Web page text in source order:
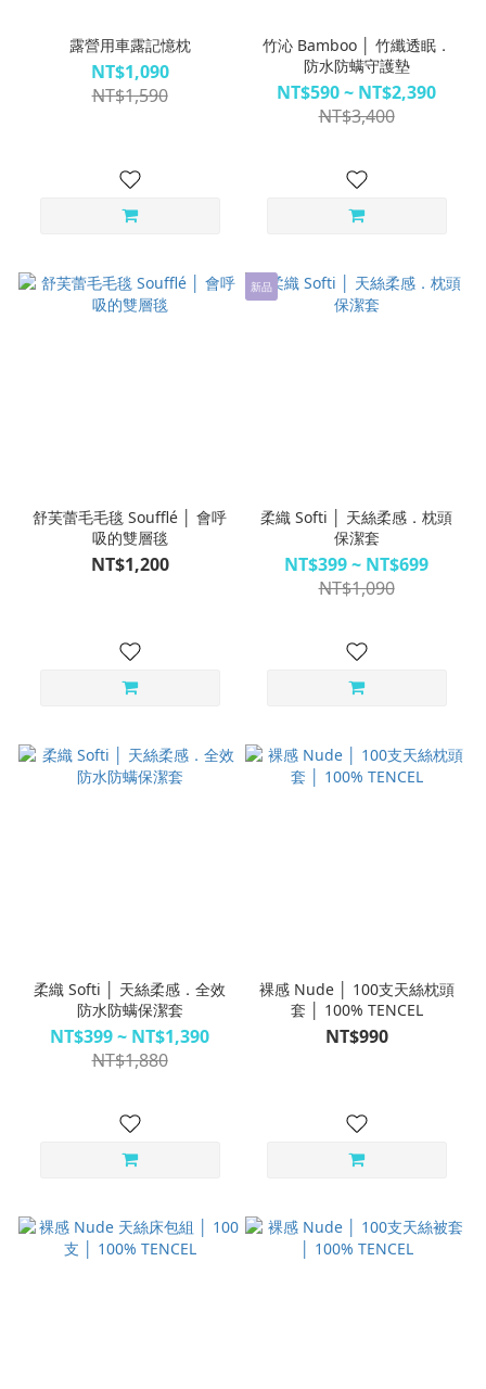
露營用車露記憶枕
NT$1,090
NT$1,590
竹沁 Bamboo │ 竹纖透眠．
防水防螨守護墊
NT$590 ~ NT$2,390
NT$3,400
舒芙蕾毛毛毯 Soufflé │ 會呼
吸的雙層毯
NT$1,200
新品
柔織 Softi │ 天絲柔感．枕頭
保潔套
NT$399 ~ NT$699
NT$1,090
柔織 Softi │ 天絲柔感．全效
防水防螨保潔套
NT$399 ~ NT$1,390
NT$1,880
裸感 Nude │ 100支天絲枕頭
套 │ 100% TENCEL
NT$990